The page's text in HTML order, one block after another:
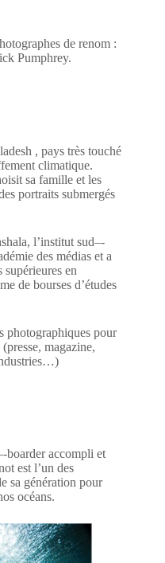
de renom :
Pumphrey.
, pays très touché
climatique.
sa famille et les
portraits submergés
l’institut sud–‐
des médias et a
supérieures en
de bourses d’études
photographiques pour
magazine,
accompli et
est l’un des
sa génération pour
océans.